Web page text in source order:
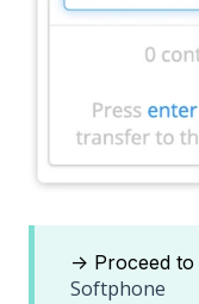
→ Proceed to
Softphone